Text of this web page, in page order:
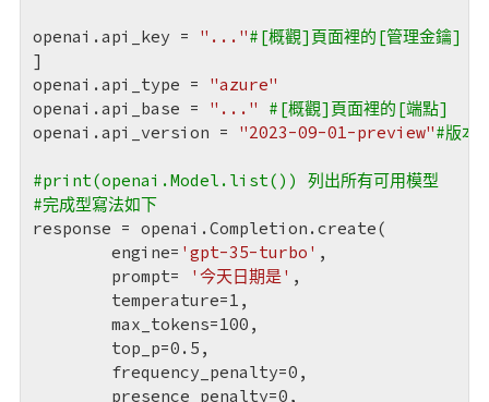
openai.api_key = "..."#[概觀]頁面裡的[管理金鑰]
]
openai.api_type = "azure"
openai.api_base = "..."
#[概觀]頁面裡的[端點]
openai.api_version = "2023-09-01-preview"#版本
#print(openai.Model.list()) 列出所有可用模型
#完成型寫法如下
response = openai.Completion.create(
	engine=
'gpt-35-turbo' ,
	prompt=
'今天日期是' ,
	temperature=
1 ,
	max_tokens=
100 ,
	top_p=
0.5 ,
	frequency_penalty=
0 ,
	presence_penalty=
0 ,